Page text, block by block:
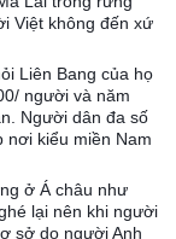
Việt không đến xứ
Liên Bang của họ
người và năm
Người dân đa số
nơi kiểu miền Nam
ở Á châu như
lại nên khi người
sở do người Anh